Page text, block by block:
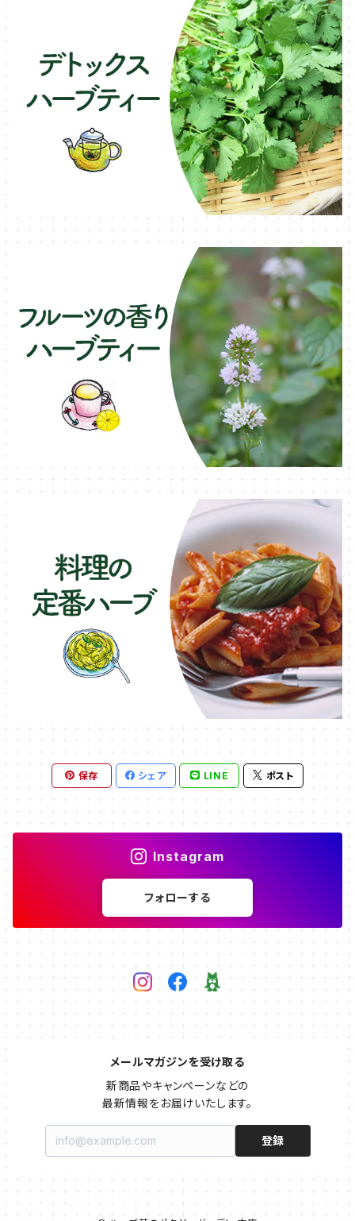
保存 シェア LINE ポスト
Instagram
フォローする
メールマガジンを受け取る
新商品やキャンペーンなどの
最新情報をお届けいたします。
登録